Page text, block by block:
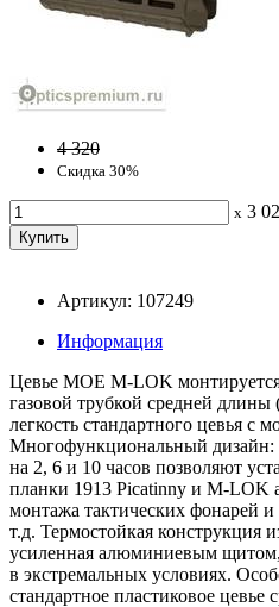
4 320
Скидка 30%
x 3
Артикул: 107249
Информация
Цевье MOE M-LOK
газовой трубкой средней
легкость стандартного цевья с
Многофункциональный
на 2, 6 и 10 часов позволяют
планки 1913 Picatinny и M-LOK
монтажа тактических фонарей
т.д. Термостойкая конструкция
усиленная алюминиевым щитом,
в экстремальных условиях.
стандартное пластиковое